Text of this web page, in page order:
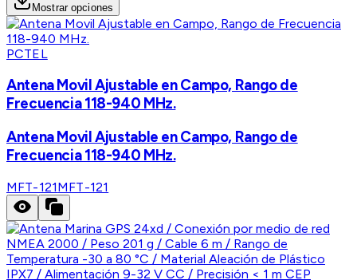
Mostrar opciones
PCTEL
Antena Movil Ajustable en Campo, Rango de
Frecuencia 118-940 MHz.
Antena Movil Ajustable en Campo, Rango de
Frecuencia 118-940 MHz.
MFT-121MFT-121